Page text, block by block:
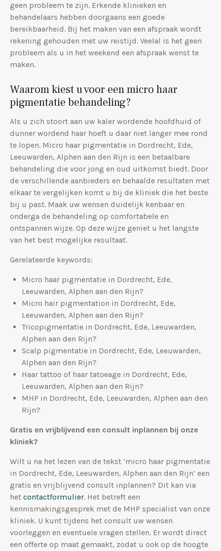
geen probleem te zijn. Erkende klinieken en
behandelaars hebben doorgaans een goede
bereikbaarheid. Bij het maken van een afspraak wordt
rekening gehouden met uw reistijd. Veelal is het geen
probleem als u in het weekend een afspraak wenst te
maken.
Waarom kiest u voor een micro haar
pigmentatie behandeling?
Als u zich stoort aan uw kaler wordende hoofdhuid of
dunner wordend haar hoeft u daar niet langer mee rond
te lopen. Micro haar pigmentatie in Dordrecht, Ede,
Leeuwarden, Alphen aan den Rijn is een betaalbare
behandeling die voor jong en oud uitkomst biedt. Door
de verschillende aanbieders en behaalde resultaten met
elkaar te vergelijken komt u bij de kliniek die het beste
bij u past. Maak uw wensen duidelijk kenbaar en
onderga de behandeling op comfortabele en
ontspannen wijze. Op deze wijze geniet u het langste
van het best mogelijke resultaat.
Gerelateerde keywords:
Micro haar pigmentatie in Dordrecht, Ede,
Leeuwarden, Alphen aan den Rijn?
Micro hair pigmentation in Dordrecht, Ede,
Leeuwarden, Alphen aan den Rijn?
Tricopigmentatie in Dordrecht, Ede, Leeuwarden,
Alphen aan den Rijn?
Scalp pigmentatie in Dordrecht, Ede, Leeuwarden,
Alphen aan den Rijn?
Haar tattoo of haar tatoeage in Dordrecht, Ede,
Leeuwarden, Alphen aan den Rijn?
MHP in Dordrecht, Ede, Leeuwarden, Alphen aan den
Rijn?
Gratis en vrijblijvend een consult inplannen bij onze
kliniek?
Wilt u na het lezen van de tekst ‘micro haar pigmentatie
in Dordrecht, Ede, Leeuwarden, Alphen aan den Rijn’ een
gratis en vrijblijvend consult inplannen? Dit kan via
het contactformulier. Het betreft een
kennismakingsgesprek met de MHP specialist van onze
kliniek. U kunt tijdens het consult uw wensen
voorleggen en eventuele vragen stellen. Er wordt direct
een offerte op maat gemaakt, zodat u ook op de hoogte